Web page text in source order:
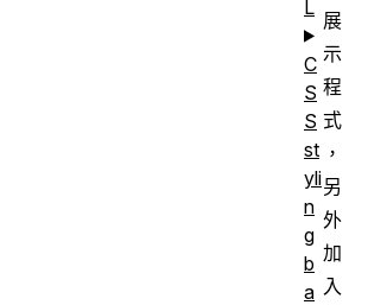
展
示
程
式
，
另
外
加
入
L
C
S
S
st
yli
n
g
b
a